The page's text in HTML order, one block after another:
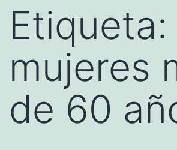
Etiqueta:
mujeres
de 60